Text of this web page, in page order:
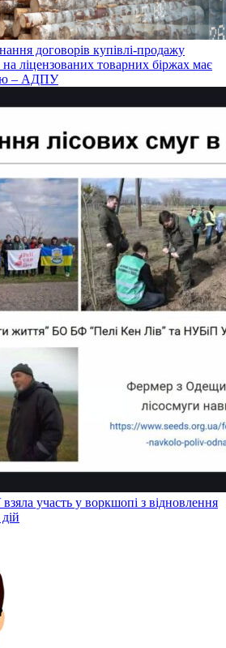
договорів купівлі-продажу
ліцензованих товарних біржах має
– АДПУ
участь у воркшопі з відновлення